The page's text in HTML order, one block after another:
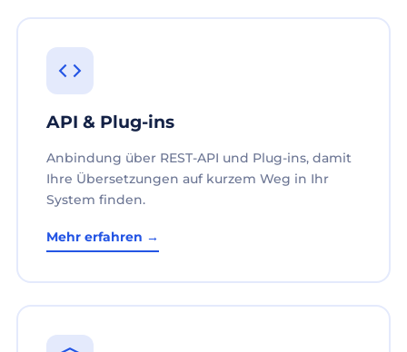
API & Plug-ins
Anbindung über REST-API und Plug-ins, damit
Ihre Übersetzungen auf kurzem Weg in Ihr
System finden.
Mehr erfahren →